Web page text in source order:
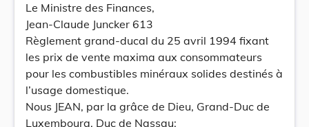
Le Ministre des Finances,
Jean-Claude Juncker 613
Règlement grand-ducal du 25 avril 1994 fixant
les prix de vente maxima aux consommateurs
pour les combustibles minéraux solides destinés à
l’usage domestique.
Nous JEAN, par la grâce de Dieu, Grand-Duc de
Luxembourg, Duc de Nassau;